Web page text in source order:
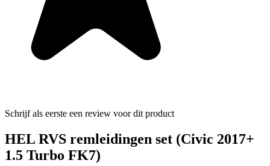
Schrijf als eerste een review voor dit product
HEL RVS remleidingen set (Civic 2017+
1.5 Turbo FK7)